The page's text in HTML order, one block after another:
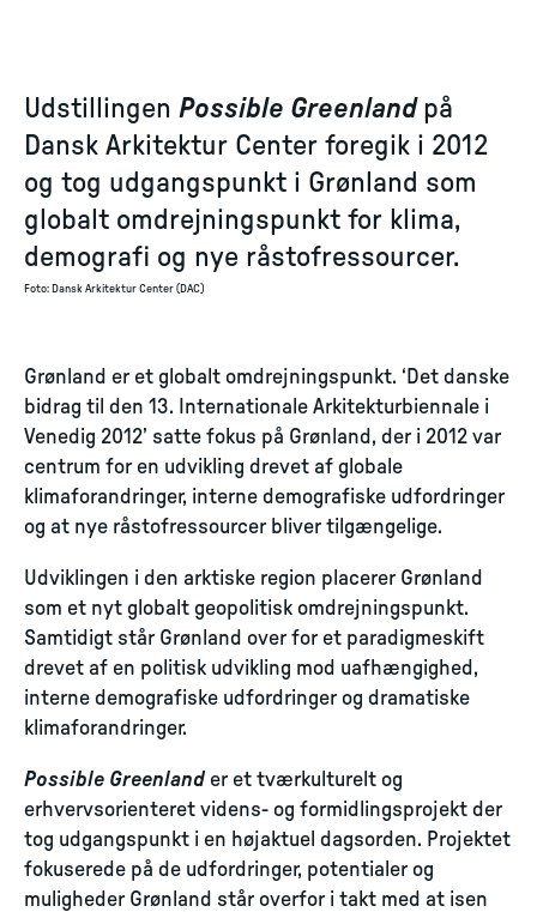
Udstillingen Possible Greenland på
Dansk Arkitektur Center foregik i 2012
og tog udgangspunkt i Grønland som
globalt omdrejningspunkt for klima,
demografi og nye råstofressourcer.
Foto: Dansk Arkitektur Center (DAC)
Grønland er et globalt omdrejningspunkt. ‘Det danske
bidrag til den 13. Internationale Arkitekturbiennale i
Venedig 2012’ satte fokus på Grønland, der i 2012 var
centrum for en udvikling drevet af globale
klimaforandringer, interne demografiske udfordringer
og at nye råstofressourcer bliver tilgængelige.
Udviklingen i den arktiske region placerer Grønland
som et nyt globalt geopolitisk omdrejningspunkt.
Samtidigt står Grønland over for et paradigmeskift
drevet af en politisk udvikling mod uafhængighed,
interne demografiske udfordringer og dramatiske
klimaforandringer.
Possible Greenland er et tværkulturelt og
erhvervsorienteret videns- og formidlingsprojekt der
tog udgangspunkt i en højaktuel dagsorden. Projektet
fokuserede på de udfordringer, potentialer og
muligheder Grønland står overfor i takt med at isen